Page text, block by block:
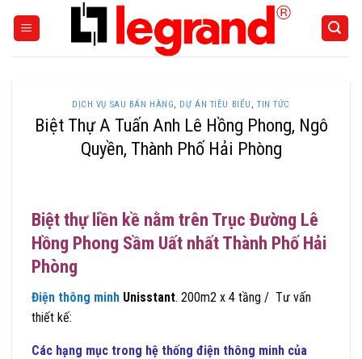
DỊCH VỤ SAU BÁN HÀNG, DỰ ÁN TIÊU BIỂU , TIN TỨC
Biệt Thự A Tuấn Anh Lê Hồng Phong, Ngô
Quyền, Thành Phố Hải Phòng
Biệt thự liền kề nằm trên Trục Đường Lê
Hồng Phong Sầm Uất nhất Thành Phố Hải
Phòng
Điện thông minh Unisstant. 200m2 x 4 tầng / Tư vấn
thiết kế:
Các hạng mục trong hệ thống điện thông minh của